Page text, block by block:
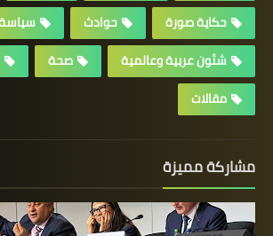
حكاية صورة
حوادث
شئون عربية وعالمية
صحة
مقالات
مشاركة مميزة